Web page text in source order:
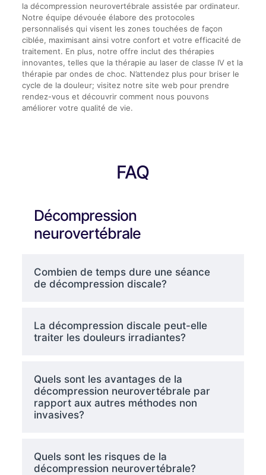
la décompression neurovertébrale assistée par ordinateur.
Notre équipe dévouée élabore des protocoles
personnalisés qui visent les zones touchées de façon
ciblée, maximisant ainsi votre confort et votre efficacité de
traitement. En plus, notre offre inclut des thérapies
innovantes, telles que la thérapie au laser de classe IV et la
thérapie par ondes de choc. N’attendez plus pour briser le
cycle de la douleur; visitez notre site web pour prendre
rendez-vous et découvrir comment nous pouvons
améliorer votre qualité de vie.
FAQ
Décompression
neurovertébrale
Combien de temps dure une séance
de décompression discale?
La décompression discale peut-elle
traiter les douleurs irradiantes?
Quels sont les avantages de la
décompression neurovertébrale par
rapport aux autres méthodes non
invasives?
Quels sont les risques de la
décompression neurovertébrale?